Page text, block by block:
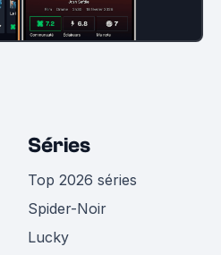
Séries
Top 2026 séries
Spider-Noir
Lucky